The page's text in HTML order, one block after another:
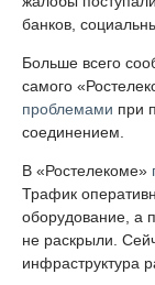
банков,
Больше всего
самого
проблемами при
соединением.
В «Ростелекоме»
Трафик
оборудование, а
не раскрыли.
инфраструктура